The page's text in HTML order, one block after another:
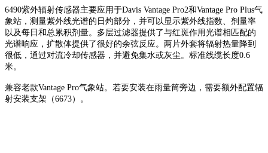
6490紫外辐射传感器主要应用于Davis Vantage Pro2和Vantage Pro Plus气
象站，测量紫外线光谱的日灼部分，并可以显示紫外线指数、剂量率
以及每日和总累积剂量。多层过滤器提供了与红斑作用光谱相匹配的
光谱响应，扩散体提供了很好的余弦反应。两片外套将辐射热量降到
很低，通过对流冷却传感器，并避免集水或灰尘。标准线缆长度0.6
米。
兼容老款Vantage Pro气象站。若要安装在雨量筒旁边，需要额外配置辐
射安装支架（6673）。